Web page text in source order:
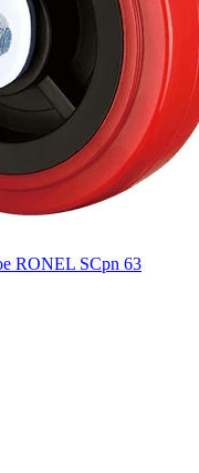
RONEL SCpn 63